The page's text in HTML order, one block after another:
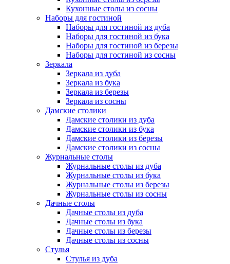
Кухонные столы из сосны
Наборы для гостиной
Наборы для гостиной из дуба
Наборы для гостиной из бука
Наборы для гостиной из березы
Наборы для гостиной из сосны
Зеркала
Зеркала из дуба
Зеркала из бука
Зеркала из березы
Зеркала из сосны
Дамские столики
Дамские столики из дуба
Дамские столики из бука
Дамские столики из березы
Дамские столики из сосны
Журнальные столы
Журнальные столы из дуба
Журнальные столы из бука
Журнальные столы из березы
Журнальные столы из сосны
Дачные столы
Дачные столы из дуба
Дачные столы из бука
Дачные столы из березы
Дачные столы из сосны
Стулья
Стулья из дуба